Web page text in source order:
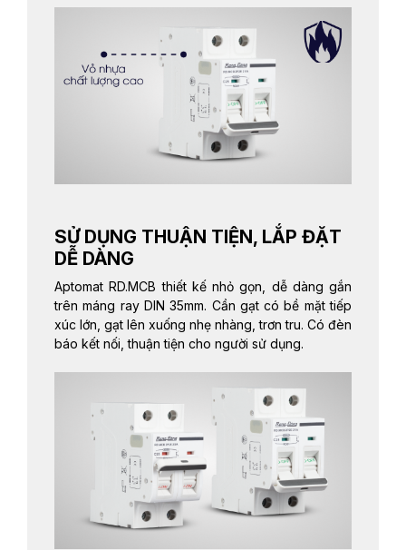
SỬ DỤNG THUẬN TIỆN, LẮP ĐẶT
DỄ DÀNG
Aptomat RD.MCB thiết kế nhỏ gọn, dễ dàng gắn
trên máng ray DIN 35mm. Cần gạt có bề mặt tiếp
xúc lớn, gạt lên xuống nhẹ nhàng, trơn tru. Có đèn
báo kết nối, thuận tiện cho người sử dụng.